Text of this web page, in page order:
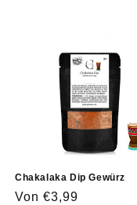
Chakalaka Dip Gewürz
Normaler
Von €3,99